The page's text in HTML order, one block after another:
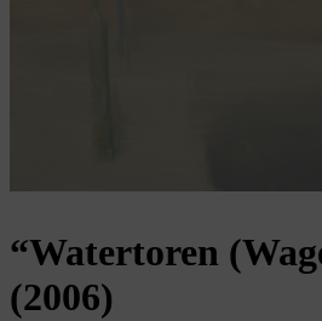
“Watertoren
(2006)